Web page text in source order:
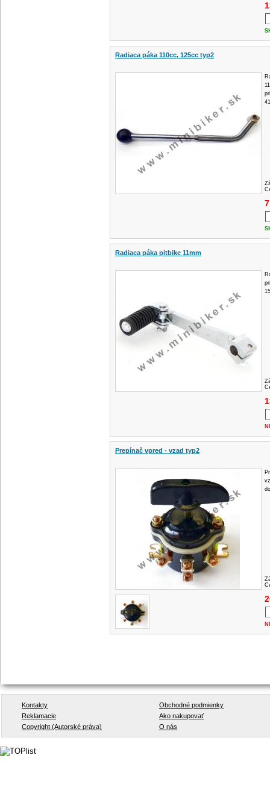
Radiaca páka 110cc, 125cc typ2
Radiaca páka pitbike 11mm
Prepínač vpred - vzad typ2
Kontakty
Obchodné podmienky
Reklamacie
Ako nakupovať
Copyright (Autorské práva)
O nás